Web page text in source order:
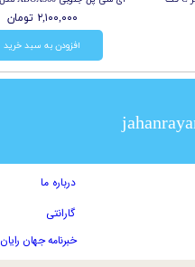
۲,۱۰۰,۰۰۰ تومان
افزودن به سبد خرید
درباره ما
گارانتی
خبرنامه جهان رایان